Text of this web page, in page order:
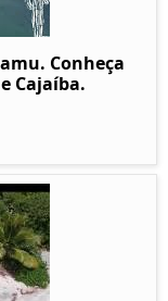
Conheça
Cajaíba.